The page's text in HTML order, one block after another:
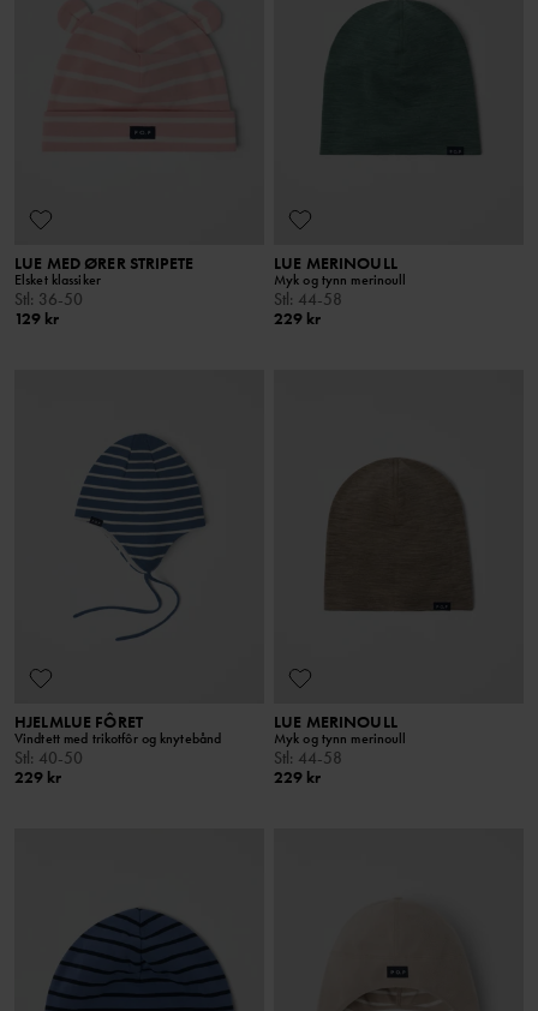
LUE MED ØRER STRIPETE
Elsket klassiker
Stl : 36-50
129 kr
LUE MERINOULL
Myk og tynn merinoull
Stl : 44-58
229 kr
HJELMLUE FÔRET
Vindtett med trikotfôr og knytebånd
Stl: 40-50
229 kr
LUE MERINOULL
Myk og tynn merinoull
Stl: 44-58
229 kr